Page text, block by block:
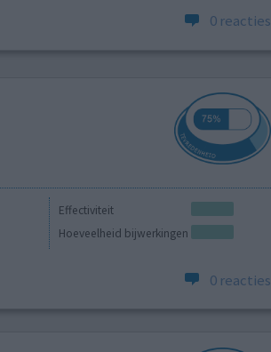
0 reacties
Effectiviteit
Hoeveelheid bijwerkingen
0 reacties